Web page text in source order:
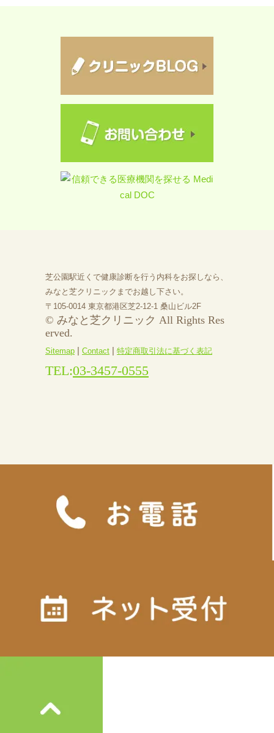
芝公園駅近くで健康診断を行う内科をお探しなら、
みなと芝クリニックまでお越し下さい。
〒105-0014 東京都港区芝2-12-1 桑山ビル2F
© みなと芝クリニック All Rights Res
erved.
Sitemap | Contact | 特定商取引法に基づく表記
TEL:03-3457-0555